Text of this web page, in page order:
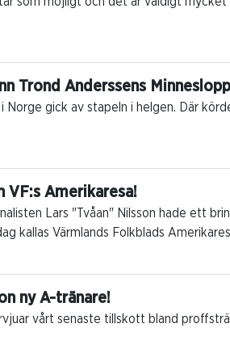
Trond Anderssens Minneslopp
gick av stapeln i helgen. Där
VF:s Amerikaresa!
Lars "Tvåan" Nilsson hade ett
kallas Värmlands Folkblads
ny A-tränare!
vårt senaste tillskott bland